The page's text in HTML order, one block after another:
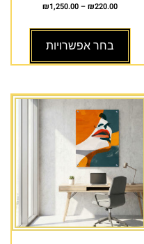
₪220.00
–
₪1,250.00
בחר אפשרויות